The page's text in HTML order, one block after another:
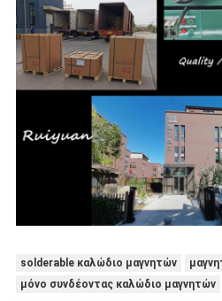
solderable καλώδιο μαγνητών
μόνο συνδέοντας καλώδιο μαγνητών